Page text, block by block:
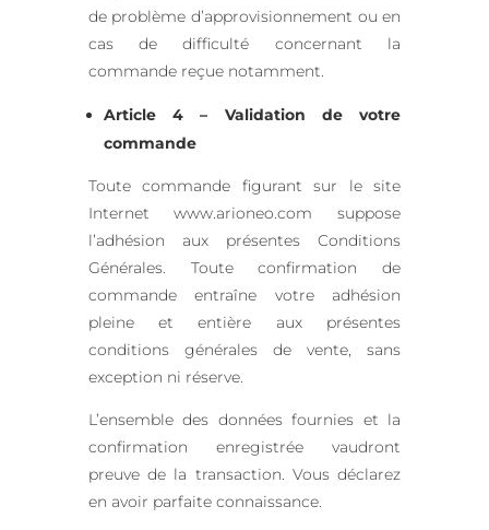
de problème d’approvisionnement ou en
cas de difficulté concernant la
commande reçue notamment.
Article 4 – Validation de votre
commande
Toute commande figurant sur le site
Internet www.arioneo.com suppose
l’adhésion aux présentes Conditions
Générales. Toute confirmation de
commande entraîne votre adhésion
pleine et entière aux présentes
conditions générales de vente, sans
exception ni réserve.
L’ensemble des données fournies et la
confirmation enregistrée vaudront
preuve de la transaction. Vous déclarez
en avoir parfaite connaissance.